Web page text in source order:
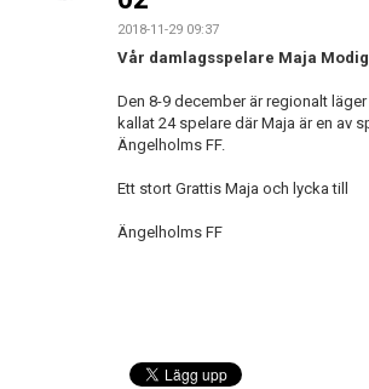
2018-11-29 09:37
Vår damlagsspelare Maja
Den 8-9 december är regionalt
kallat 24 spelare där Maja är en av
Ängelholms FF.
Ett stort Grattis Maja och lycka till
Ängelholms FF